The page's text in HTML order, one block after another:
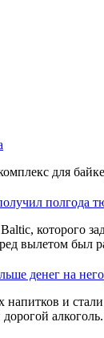
для
полгода
которого
вылетом был
денег на него
и